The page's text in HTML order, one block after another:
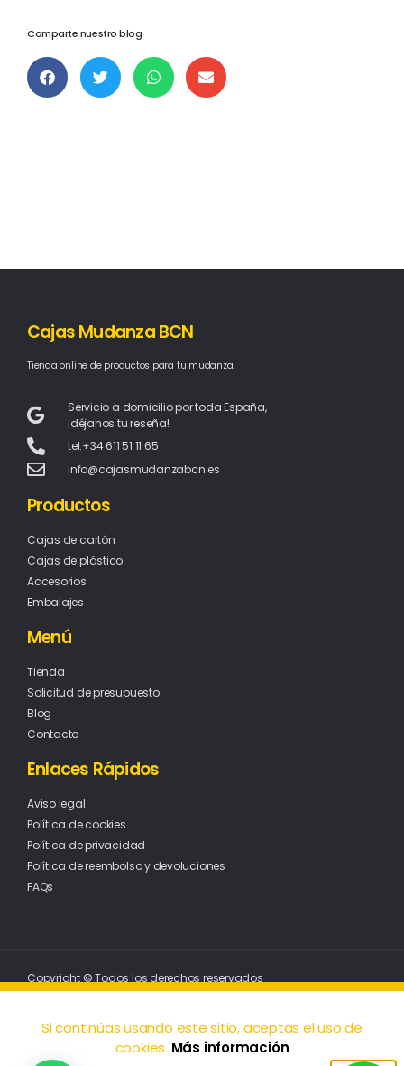
Si continúas usando este sitio, aceptas el uso de
cookies. Más información
Comparte nuestro blog
Cajas Mudanza BCN
Tienda online de productos para tu mudanza.
Servicio a domicilio por toda España,
¡déjanos tu reseña!
tel:+34 611 51 11 65
info@cajasmudanzabcn.es
Productos
Cajas de cartón
Cajas de plástico
Accesorios
Embalajes
Menú
Tienda
Solicitud de presupuesto
Blog
Contacto
Enlaces Rápidos
Aviso legal
Política de cookies
Política de privacidad
Política de reembolso y devoluciones
FAQs
Copyright © Todos los derechos reservados